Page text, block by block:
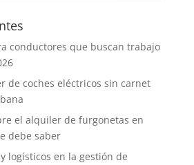
conductores que buscan trabajo
de coches eléctricos sin carnet
el alquiler de furgonetas en
debe saber
logísticos en la gestión de